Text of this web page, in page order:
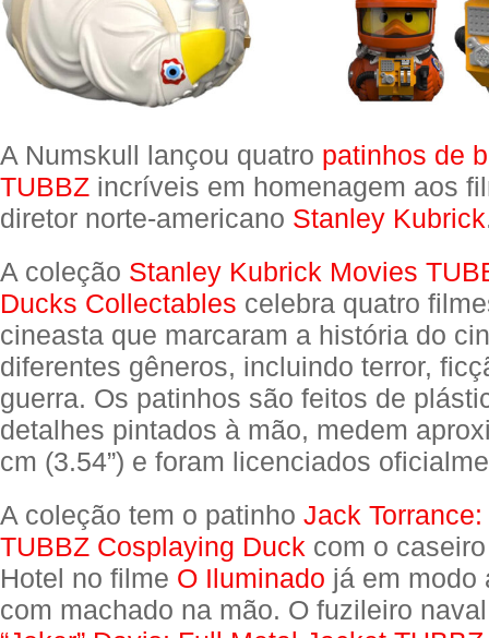
A Numskull lançou quatro patinhos de
TUBBZ incríveis em homenagem aos
diretor norte-americano Stanley Kubrick
A coleção Stanley Kubrick Movies
Ducks Collectables celebra quatro
cineasta que marcaram a história do
diferentes gêneros, incluindo terror,
guerra. Os patinhos são feitos de
detalhes pintados à mão, medem
cm (3.54”) e foram licenciados
A coleção tem o patinho Jack
TUBBZ Cosplaying Duck com o
Hotel no filme O Iluminado já em modo
com machado na mão. O fuzileiro